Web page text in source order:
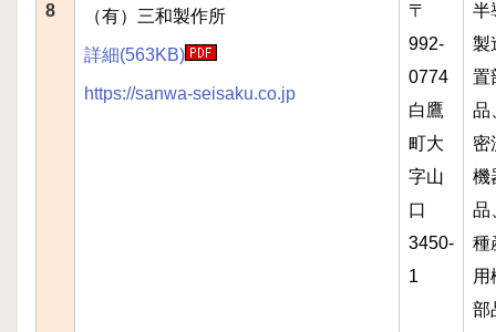
8 （有）三和製作所
詳細(563KB)
https://sanwa-seisaku.co.jp
〒
992-
0774
白鷹
町大
字山
口
3450-
1
半
製
置
品
密
機
品
種
用
部